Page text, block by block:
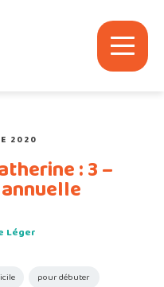
2020
: 3 –
Léger
pour débuter